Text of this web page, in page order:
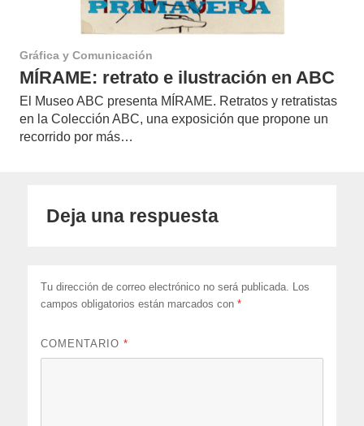
Gráfica y Comunicación
MÍRAME: retrato e ilustración en ABC
El Museo ABC presenta MÍRAME. Retratos y retratistas
en la Colección ABC, una exposición que propone un
recorrido por más…
Deja una respuesta
Tu dirección de correo electrónico no será publicada. Los
campos obligatorios están marcados con*
COMENTARIO*